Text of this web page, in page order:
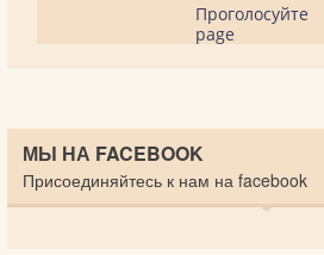
Проголосуйте
page
МЫ НА FACEBOOK
Присоединяйтесь к нам на facebook